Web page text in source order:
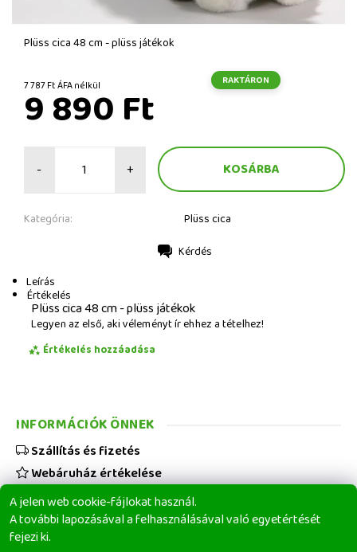
Plüss cica 48 cm - plüss játékok
7 787 Ft ÁFA nélkül RAKTÁRON
9 890 Ft
- +
Kategória: Plüss cica
Kérdés
Leírás
Értékelés
Plüss cica 48 cm - plüss játékok
Legyen az első, aki véleményt ír ehhez a tételhez!
Értékelés hozzáadása
A jelen web cookie-fájlokat használ.
A további lapozásával a felhasználásával való egyetértését
fejezi ki.
INFORMÁCIÓK ÖNNEK
Szállítás és fizetés
Webáruház értékelése
Viszonteladóknak
Üzleti feltételek
Elérhetőségeink